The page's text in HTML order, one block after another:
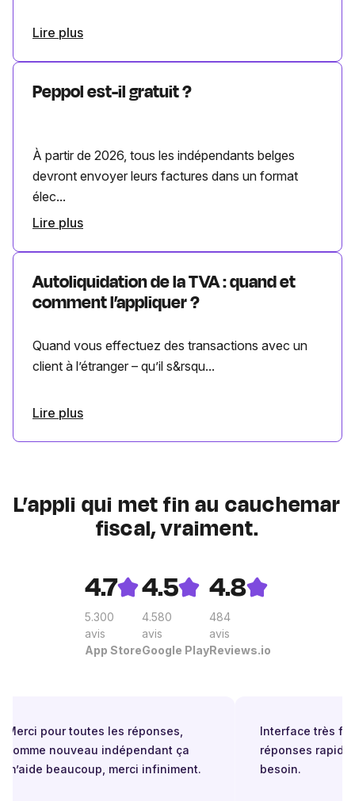
Lire plus
Peppol est-il gratuit ?
À partir de 2026, tous les indépendants belges
devront envoyer leurs factures dans un format
élec...
Lire plus
Autoliquidation de la TVA : quand et
comment l’appliquer ?
Quand vous effectuez des transactions avec un
client à l’étranger – qu’il s&rsqu...
Lire plus
L’appli qui met fin au cauchemar
fiscal, vraiment.
4.7
5.300
avis
App Store
4.5
4.580
avis
Google Play
4.8
484
avis
Reviews.io
Merci pour toutes les réponses,
comme nouveau indépendant ça
m’aide beaucoup, merci infiniment.
Interface très
réponses
besoin.